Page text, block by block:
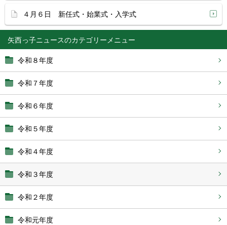
矢西っ子ニュース
令和８年度
令和７年度
令和６年度
令和５年度
令和４年度
令和３年度
令和２年度
令和元年度
４月６日 新任式・始業式・入学式